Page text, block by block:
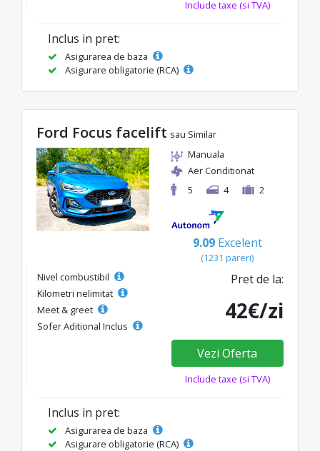
Include taxe (si TVA)
Inclus in pret:
Asigurarea de baza
Asigurare obligatorie (RCA)
Ford Focus facelift sau Similar
Manuala
Aer Conditionat
5
4 2
9.09 Excelent
(1231 pareri)
Nivel combustibil
Kilometri nelimitat
Meet & greet
Sofer Aditional Inclus
Pret de la:
42€/zi
Vezi Oferta
Include taxe (si TVA)
Inclus in pret:
Asigurarea de baza
Asigurare obligatorie (RCA)